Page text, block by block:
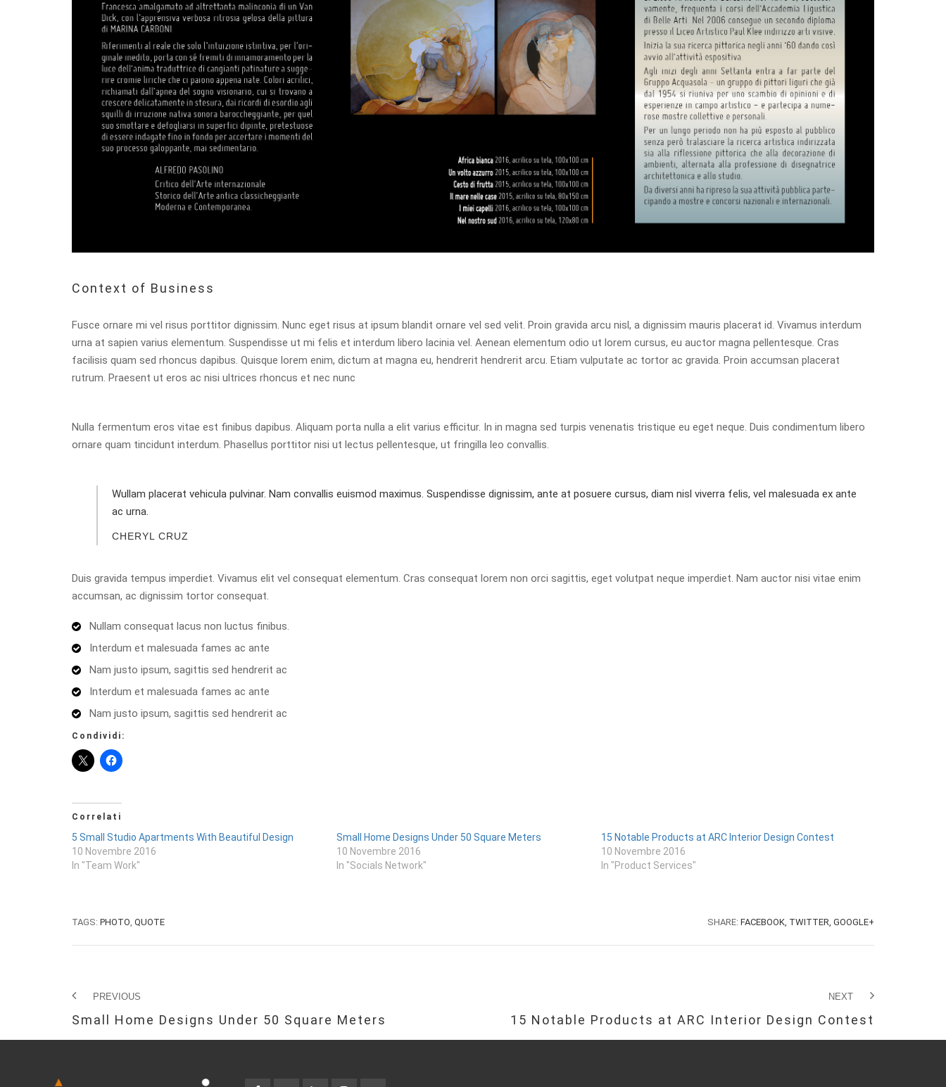
Context of Business
Fusce ornare mi vel risus porttitor dignissim. Nunc eget risus at ipsum blandit ornare vel sed velit. Proin gravida arcu nisl, a dignissim mauris placerat id. Vivamus interdum
urna at sapien varius elementum. Suspendisse ut mi felis et interdum libero lacinia vel. Aenean elementum odio ut lorem cursus, eu auctor magna pellentesque. Cras
facilisis quam sed rhoncus dapibus. Quisque lorem enim, dictum at magna eu, hendrerit hendrerit arcu. Etiam vulputate ac tortor ac gravida. Proin accumsan placerat
rutrum. Praesent ut eros ac nisi ultrices rhoncus et nec nunc
Nulla fermentum eros vitae est finibus dapibus. Aliquam porta nulla a elit varius efficitur. In in magna sed turpis venenatis tristique eu eget neque. Duis condimentum libero
ornare quam tincidunt interdum. Phasellus porttitor nisi ut lectus pellentesque, ut fringilla leo convallis.
Wullam placerat vehicula pulvinar. Nam convallis euismod maximus. Suspendisse dignissim, ante at posuere cursus, diam nisl viverra felis, vel malesuada ex ante
ac urna.
CHERYL CRUZ
Duis gravida tempus imperdiet. Vivamus elit vel consequat elementum. Cras consequat lorem non orci sagittis, eget volutpat neque imperdiet. Nam auctor nisi vitae enim
accumsan, ac dignissim tortor consequat.
Nullam consequat lacus non luctus finibus.
Interdum et malesuada fames ac ante
Nam justo ipsum, sagittis sed hendrerit ac
Interdum et malesuada fames ac ante
Nam justo ipsum, sagittis sed hendrerit ac
Condividi:
Correlati
5 Small Studio Apartments With Beautiful Design
10 Novembre 2016
In "Team Work"
Small Home Designs Under 50 Square Meters
10 Novembre 2016
In "Socials Network"
15 Notable Products at ARC Interior Design Contest
10 Novembre 2016
In "Product Services"
TAGS: PHOTO, QUOTE SHARE: FACEBOOK, TWITTER, GOOGLE+
PREVIOUS
Small Home Designs Under 50 Square Meters
NEXT
15 Notable Products at ARC Interior Design Contest